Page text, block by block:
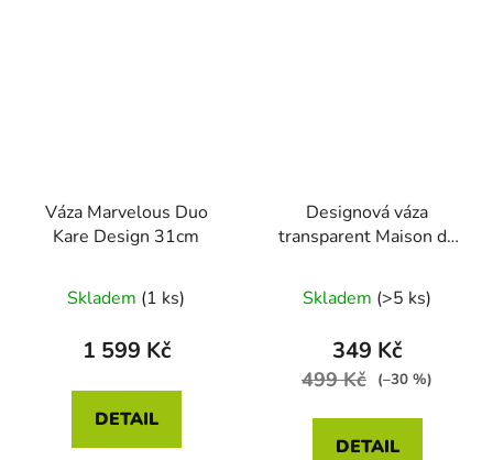
Váza Marvelous Duo
Kare Design 31cm
Skladem (1 ks)
1 599 Kč
DETAIL
Designová váza
transparent Maison du
Skladem (>5 ks)
349 Kč
499 Kč (–30 %)
DETAIL